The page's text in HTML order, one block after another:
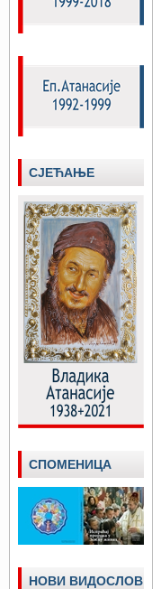
СЈЕЋАЊЕ
СПОМЕНИЦА
НОВИ ВИДОСЛОВ